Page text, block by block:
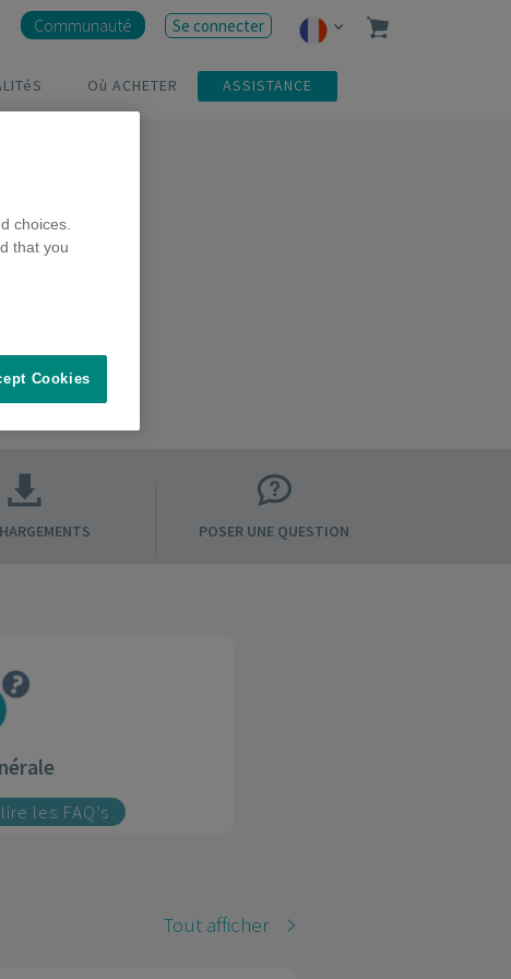
Où ACHETER ASSISTANCE
Communauté Se connecter
POSER UNE QUESTION
les FAQ’s
Tout afficher
choices.
that you
Cookies